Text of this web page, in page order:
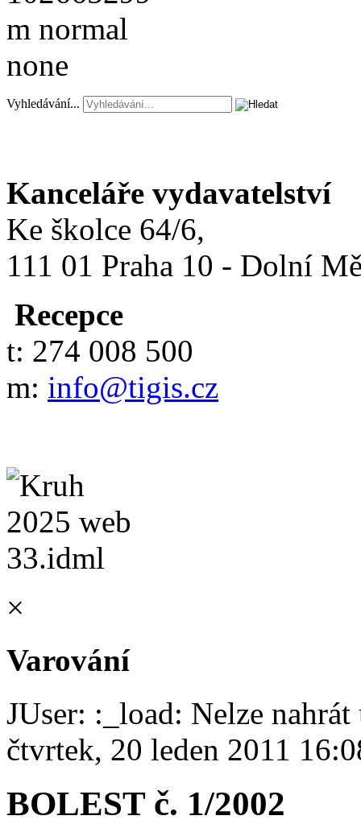
Vyhledávání...
Kanceláře vydavatelství
Ke školce 64/6,
111 01 Praha 10 - Dolní
Recepce
t: 274 008 500
m: info@tigis.cz
×
Varování
JUser: :_load: Nelze
čtvrtek, 20 leden 2011
BOLEST č. 1/2002